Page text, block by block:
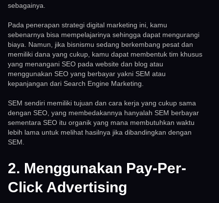
sebagainya.
Pada penerapan strategi digital marketing ini, kamu
sebenarnya bisa mempelajarinya sehingga dapat mengurangi
biaya. Namun, jika bisnismu sedang berkembang pesat dan
memiliki dana yang cukup, kamu dapat membentuk tim khusus
yang menangani SEO pada website dan blog atau
menggunakan SEO yang berbayar yakni SEM atau
kepanjangan dari Search Engine Marketing.
SEM sendiri memiliki tujuan dan cara kerja yang cukup sama
dengan SEO, yang membedakannya hanyalah SEM berbayar
sementara SEO itu organik yang mana membutuhkan waktu
lebih lama untuk melihat hasilnya jika dibandingkan dengan
SEM.
2. Menggunakan Pay-Per-
Click Advertising